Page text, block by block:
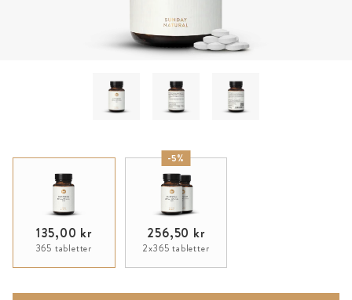
135,00 kr
365 tabletter
-5%
256,50 kr
2x365 tabletter